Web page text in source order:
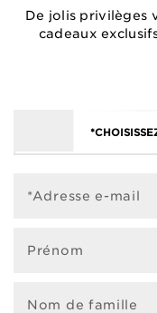
De jolis privilèges
cadeaux
*Adresse e-mail
Prénom
Nom de famille